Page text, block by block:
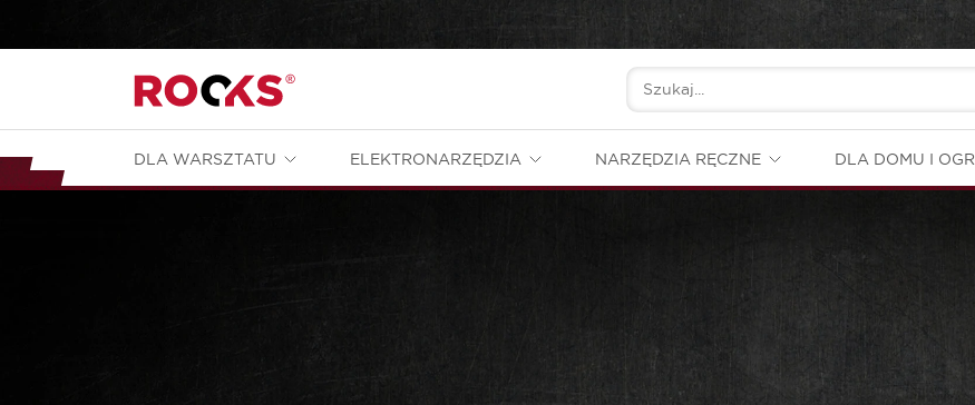
DLA WARSZTATU ELEKTRONARZĘDZIA NARZĘDZIA RĘCZNE DLA DOMU I